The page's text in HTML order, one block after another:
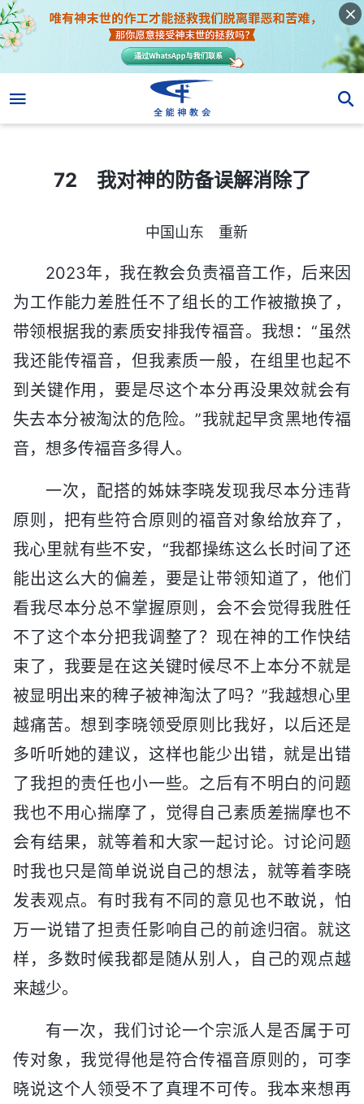
72 我对神的防备误解消除了
72 我对神的防备误解消除了
中国山东 重新
2023年，我在教会负责福音工作，后来因
为工作能力差胜任不了组长的工作被撤换了，
带领根据我的素质安排我传福音。我想：“虽然
我还能传福音，但我素质一般，在组里也起不
到关键作用，要是尽这个本分再没果效就会有
失去本分被淘汰的危险。”我就起早贪黑地传福
音，想多传福音多得人。
一次，配搭的姊妹李晓发现我尽本分违背
原则，把有些符合原则的福音对象给放弃了，
我心里就有些不安，“我都操练这么长时间了还
能出这么大的偏差，要是让带领知道了，他们
看我尽本分总不掌握原则，会不会觉得我胜任
不了这个本分把我调整了？现在神的工作快结
束了，我要是在这关键时候尽不上本分不就是
被显明出来的稗子被神淘汰了吗？”我越想心里
越痛苦。想到李晓领受原则比我好，以后还是
多听听她的建议，这样也能少出错，就是出错
了我担的责任也小一些。之后有不明白的问题
我也不用心揣摩了，觉得自己素质差揣摩也不
会有结果，就等着和大家一起讨论。讨论问题
时我也只是简单说说自己的想法，就等着李晓
发表观点。有时我有不同的意见也不敢说，怕
万一说错了担责任影响自己的前途归宿。就这
样，多数时候我都是随从别人，自己的观点越
来越少。
有一次，我们讨论一个宗派人是否属于可
传对象，我觉得他是符合传福音原则的，可李
晓说这个人领受不了真理不可传。我本来想再